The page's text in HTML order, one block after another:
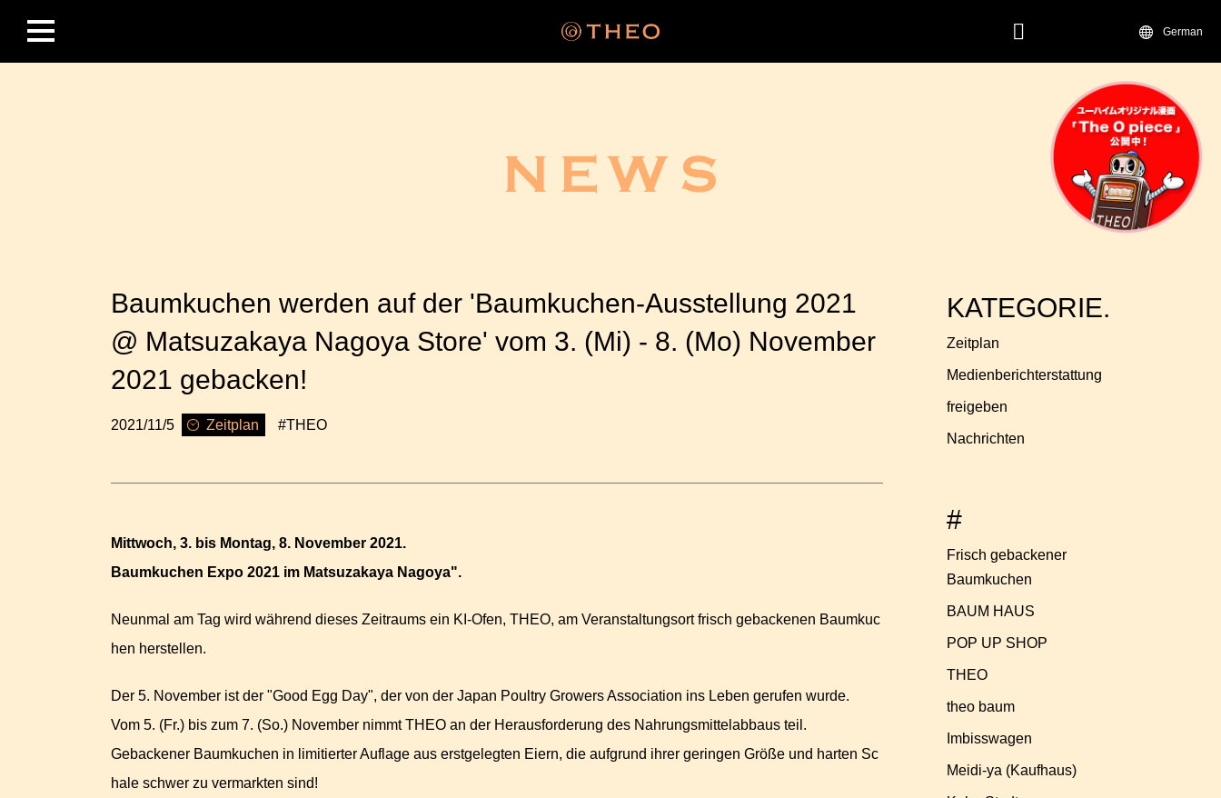
German
Baumkuchen werden auf der 'Baumkuchen-Ausstellung 2021
@ Matsuzakaya Nagoya Store' vom 3. (Mi) - 8. (Mo) November
2021 gebacken!
2021/11/5 Zeitplan #THEO
Mittwoch, 3. bis Montag, 8. November 2021.
Baumkuchen Expo 2021 im Matsuzakaya Nagoya".
Neunmal am Tag wird während dieses Zeitraums ein KI-Ofen, THEO, am Veranstaltungsort frisch gebackenen Baumkuc
hen herstellen.
Der 5. November ist der "Good Egg Day", der von der Japan Poultry Growers Association ins Leben gerufen wurde.
Vom 5. (Fr.) bis zum 7. (So.) November nimmt THEO an der Herausforderung des Nahrungsmittelabbaus teil.
Gebackener Baumkuchen in limitierter Auflage aus erstgelegten Eiern, die aufgrund ihrer geringen Größe und harten Sc
hale schwer zu vermarkten sind!
KATEGORIE.
Zeitplan
Medienberichterstattung
freigeben
Nachrichten
#
Frisch gebackener
Baumkuchen
BAUM HAUS
POP UP SHOP
THEO
theo baum
Imbisswagen
Meidi-ya (Kaufhaus)